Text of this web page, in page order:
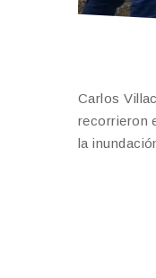
Carlos
recorrieron
la